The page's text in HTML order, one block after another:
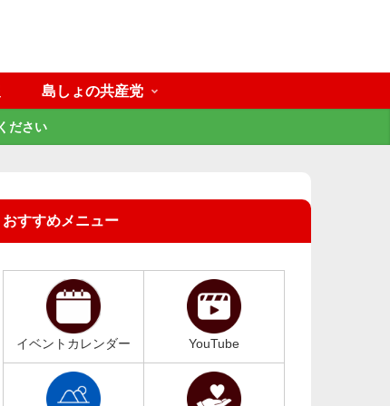
島しょの共産党
ださい
おすすめメニュー
イベントカレンダー YouTube